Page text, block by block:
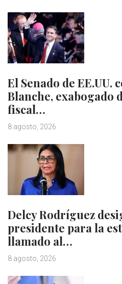
El Senado de EE.UU.
Blanche, exabogado
fiscal…
8 agosto, 2026
Delcy Rodríguez
presidente para la
llamado al…
8 agosto, 2026